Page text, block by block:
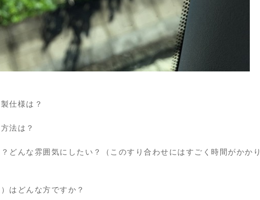
仕様は？
法は？
どんな雰囲気にしたい？（このすり合わせにはすごく時間がかかり
はどんな方ですか？